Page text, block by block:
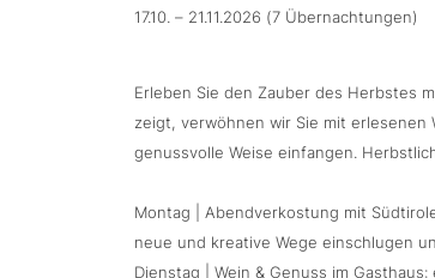
17.10. – 21.11.2026 (7 Übernachtungen)
Erleben Sie den Zauber des Herbstes
zeigt, verwöhnen wir Sie mit erlesenen
genussvolle Weise einfangen.
Montag | Abendverkostung mit
neue und kreative Wege einschlugen
Dienstag | Wein & Genuss im